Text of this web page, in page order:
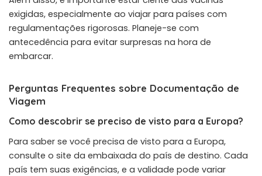
exigidas, especialmente ao viajar para países com
regulamentações rigorosas. Planeje-se com
antecedência para evitar surpresas na hora de
embarcar.
Perguntas Frequentes sobre Documentação de
Viagem
Como descobrir se preciso de visto para a Europa?
Para saber se você precisa de visto para a Europa,
consulte o site da embaixada do país de destino. Cada
país tem suas exigências, e a validade pode variar